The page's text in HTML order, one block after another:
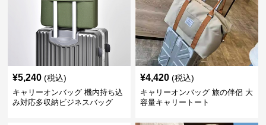
¥5,240 (税込)
キャリーオンバッグ 機内持ち込
み対応多収納ビジネスバッグ
¥4,420 (税込)
キャリーオンバッグ 旅の伴侶 大
容量キャリートート